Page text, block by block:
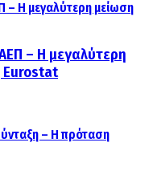
– Η μεγαλύτερη
Eurostat